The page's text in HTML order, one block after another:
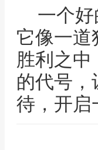
一个
它像一道
胜利之
的代号
待，开启